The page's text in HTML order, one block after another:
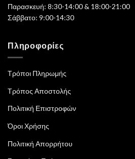
Παρασκευή: 8:30-14:00 & 18:00-21:00
Σάββατο: 9:00-14:30
Πληροφορίες
Τρόποι Πληρωμής
Τρόπος Αποστολής
Πολιτική Επιστροφών
Όροι Χρήσης
Πολιτική Απορρήτου